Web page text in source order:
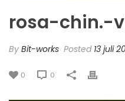
rosa-chin.-
By Bit-works Posted 13 juli
0 0